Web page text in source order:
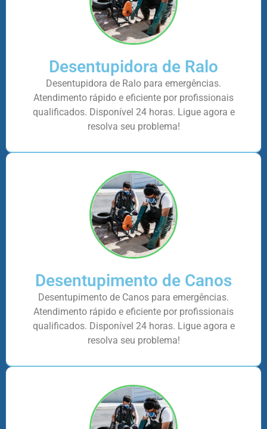
Desentupidora de Ralo
Desentupidora de Ralo para emergências.
Atendimento rápido e eficiente por profissionais
qualificados. Disponível 24 horas. Ligue agora e
resolva seu problema!
Desentupimento de Canos
Desentupimento de Canos para emergências.
Atendimento rápido e eficiente por profissionais
qualificados. Disponível 24 horas. Ligue agora e
resolva seu problema!